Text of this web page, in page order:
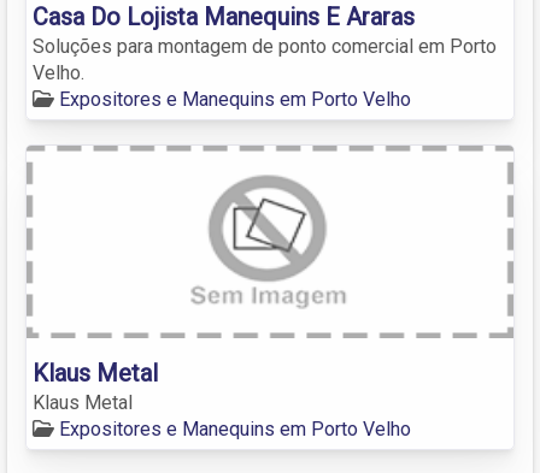
Casa Do Lojista Manequins E Araras
Soluções para montagem de ponto comercial em Porto
Velho.
Expositores e Manequins em Porto Velho
Klaus Metal
Klaus Metal
Expositores e Manequins em Porto Velho